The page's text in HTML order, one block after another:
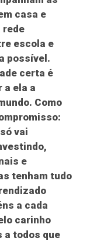
casa e
rede
escola e
possível.
certa é
a ela a
Como
vai
e
tenham tudo
a cada
carinho
a todos que